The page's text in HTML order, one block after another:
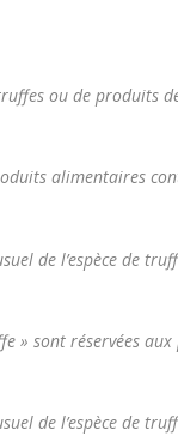
ou de produits
alimentaires
de l’espèce de
» sont réservées
de l’espèce de